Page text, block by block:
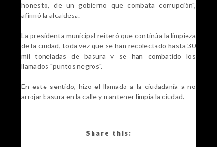
honesto, de un gobierno que combata corrupción",
afirmó la alcaldesa.
La presidenta municipal reiteró que continúa la limpieza
de la ciudad, toda vez que se han recolectado hasta 30
mil toneladas de basura y se han combatido los
llamados "puntos negros".
En este sentido, hizo el llamado a la ciudadanía a no
arrojar basura en la calle y mantener limpia la ciudad.
Share this: